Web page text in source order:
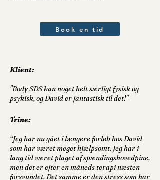
Book en tid
Klient:
"Body SDS kan noget helt særligt fysisk og
psykisk, og David er fantastisk til det!"
Trine:
“Jeg har nu gået i længere forløb hos David
som har været meget hjælpsomt. Jeg har i
lang tid været plaget af spændingshovedpine,
men det er efter en måneds terapi næsten
forsvundet. Det samme er den stress som har